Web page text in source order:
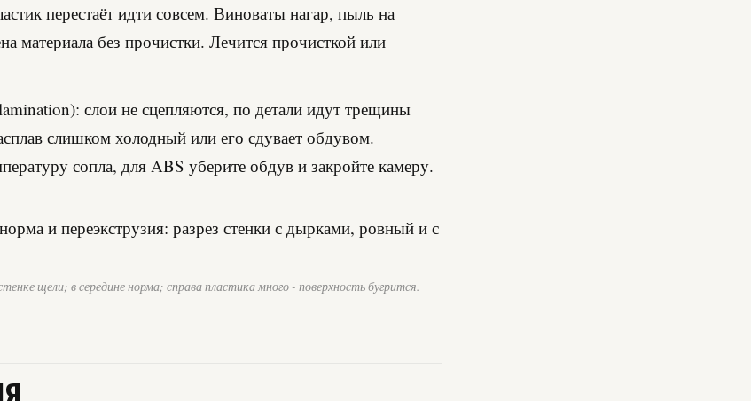
перестаёт идти совсем. Виноваты нагар, пыль на
материала без прочистки. Лечится прочисткой или
слои не сцепляются, по детали идут трещины
слишком холодный или его сдувает обдувом.
сопла, для ABS уберите обдув и закройте камеру.
щели; в середине норма; справа пластика много - поверхность бугрится.